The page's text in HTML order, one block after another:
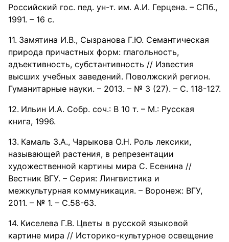
Российский гос. пед. ун-т. им. А.И. Герцена. – СПб.,
1991. – 16 с.
Замятина И.В., Сызранова Г.Ю. Семантическая
природа причастных форм: глагольность,
адъективность, субстантивность // Известия
высших учебных заведений. Поволжский регион.
Гуманитарные науки. – 2013. – № 3 (27). – С. 118-127.
Ильин И.А. Собр. соч.: В 10 т. – М.: Русская
книга, 1996.
Камаль З.А., Чарыкова О.Н. Роль лексики,
называющей растения, в репрезентации
художественной картины мира С. Есенина //
Вестник ВГУ. – Серия: Лингвистика и
межкультурная коммуникация. – Воронеж: ВГУ,
2011. – № 1. – С.58-63.
Киселева Г.В. Цветы в русской языковой
картине мира // Историко-культурное освещение